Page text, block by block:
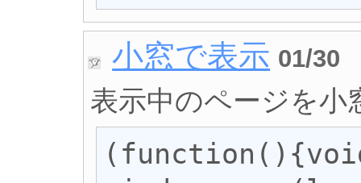
小窓で表示 01/30
表示中のページを小